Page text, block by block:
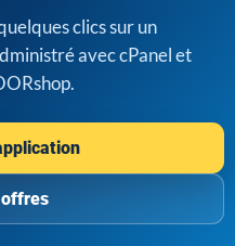
clics sur un
avec cPanel et